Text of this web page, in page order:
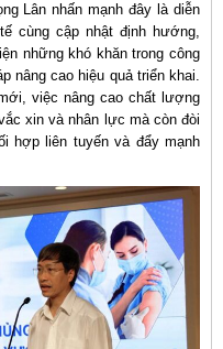
Lân nhấn mạnh đây là diễn
cùng cập nhật định hướng,
những khó khăn trong công
nâng cao hiệu quả triển khai.
việc nâng cao chất lượng
xin và nhân lực mà còn đòi
hợp liên tuyến và đẩy mạnh